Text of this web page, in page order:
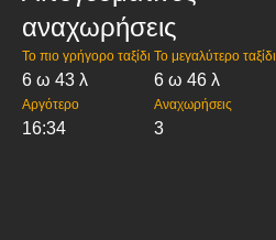
αναχωρήσεις
Το πιο γρήγορο ταξίδι
6 ω 43 λ
Το μεγαλύτερο ταξίδι
6 ω 46 λ
Αργότερο
16:34
Αναχωρήσεις
3